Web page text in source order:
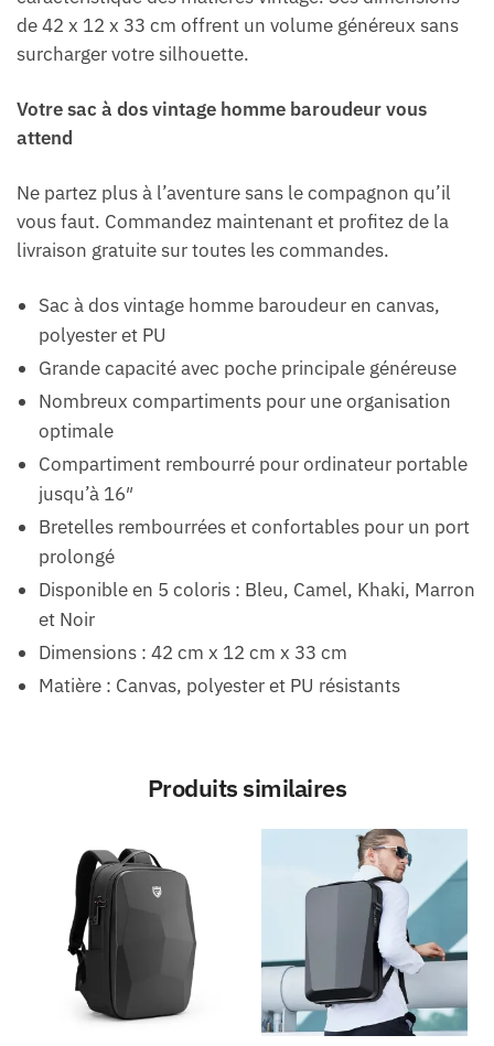
de 42 x 12 x 33 cm offrent un volume généreux sans
surcharger votre silhouette.
Votre sac à dos vintage homme baroudeur vous
attend
Ne partez plus à l’aventure sans le compagnon qu’il
vous faut. Commandez maintenant et profitez de la
livraison gratuite sur toutes les commandes.
Sac à dos vintage homme baroudeur en canvas,
polyester et PU
Grande capacité avec poche principale généreuse
Nombreux compartiments pour une organisation
optimale
Compartiment rembourré pour ordinateur portable
jusqu’à 16″
Bretelles rembourrées et confortables pour un port
prolongé
Disponible en 5 coloris : Bleu, Camel, Khaki, Marron
et Noir
Dimensions : 42 cm x 12 cm x 33 cm
Matière : Canvas, polyester et PU résistants
Produits similaires